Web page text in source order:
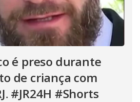
é preso durante
de criança com
#JR24H #Shorts